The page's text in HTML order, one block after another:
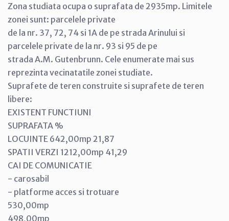
Zona studiata ocupa o suprafata de 2935mp. Limitele
zonei sunt: parcelele private
de la nr. 37, 72, 74 si 1A de pe strada Arinului si
parcelele private de la nr. 93 si 95 de pe
strada A.M. Gutenbrunn. Cele enumerate mai sus
reprezinta vecinatatile zonei studiate.
Suprafete de teren construite si suprafete de teren
libere:
EXISTENT FUNCTIUNI
SUPRAFATA %
LOCUINTE 642,00mp 21,87
SPATII VERZI 1212,00mp 41,29
CAI DE COMUNICATIE
- carosabil
- platforme acces si trotuare
530,00mp
498,00mp